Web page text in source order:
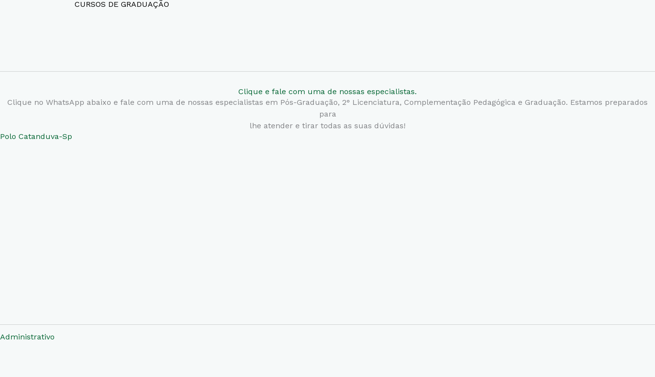
CURSOS DE GRADUAÇÃO
Clique e fale com uma de nossas especialistas.
Clique no WhatsApp abaixo e fale com uma de nossas especialistas em Pós-Graduação, 2° Licenciatura, Complementação Pedagógica e Graduação. Estamos preparados
para
lhe atender e tirar todas as suas dúvidas!
Polo Catanduva-Sp
Administrativo